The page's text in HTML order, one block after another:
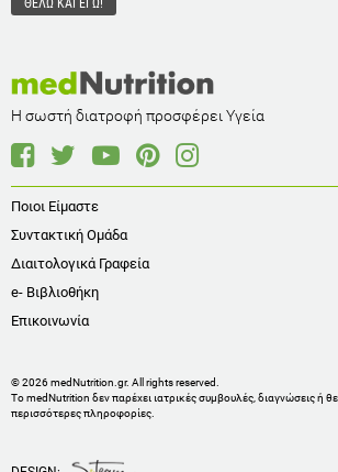
Η σωστή διατροφή προσφέρει Υγεία
Ποιοι Είμαστε
Συντακτική Ομάδα
Διαιτολογικά Γραφεία
e- Βιβλιοθήκη
Επικοινωνία
© 2026 medNutrition.gr. All rights reserved.
Το medNutrition δεν παρέχει ιατρικές συμβουλές, διαγνώσεις ή
περισσότερες πληροφορίες